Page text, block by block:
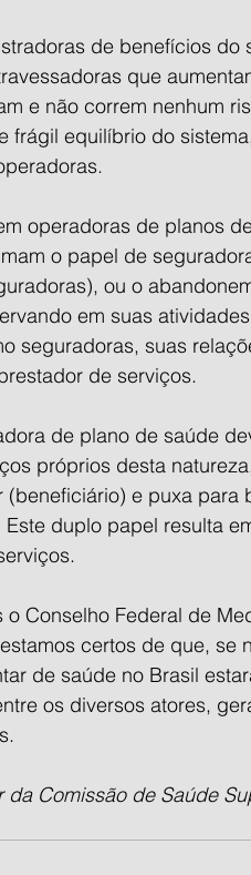
de benefícios do
que
e não correm nenhum
frágil equilíbrio do
operadoras de planos
o papel de
ou o
em suas
seguradoras, suas
de serviços.
de plano de saúde
próprios desta
(beneficiário) e puxa para
duplo papel resulta
Conselho Federal de
certos de que, se
de saúde no Brasil
os diversos atores,
Comissão de Saúde